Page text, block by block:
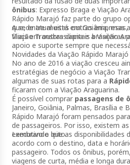
ônibus: Expresso Braga e Viação
Rápido Marajó faz parte do grupo
que, entre muitas outras
Viação Transbrasiliana e a Viação
A sede atual está em Goiânia, mas
filiais em outras capitais brasileiras
apoio e suporte sempre que
Novidades da Viação Rápido Marajó
No ano de 2016 a viação cresceu
estratégias de negócio a Viação
algumas de suas rotas para a
ficaram com a Viação Araguarina.
É possível comprar passagens de
Janeiro, Goiânia, Palmas, Brasília e
Rápido Marajó foram pensados
de passageiros. Por isso, existem
executivo e leito.
Lembrando que as disponibilidades
acordo com o destino, data e
passageiro. Todos os ônibus,
viagens de curta, média e longa